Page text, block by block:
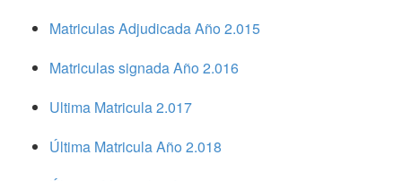
Matriculas Adjudicada Año 2.015
Matriculas signada Año 2.016
Ultima Matricula 2.017
Última Matricula Año 2.018